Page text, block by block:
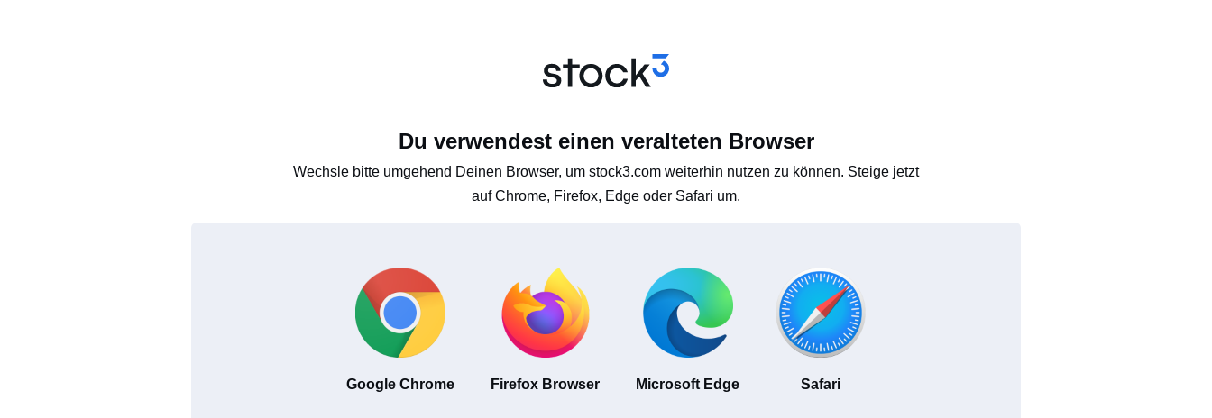
Du verwendest einen veralteten Browser
Wechsle bitte umgehend Deinen Browser, um stock3.com weiterhin nutzen zu können. Steige jetzt
auf Chrome, Firefox, Edge oder Safari um.
Google Chrome Firefox Browser Microsoft Edge Safari